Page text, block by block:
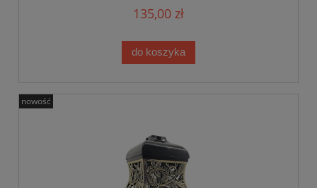
135,00 zł
do koszyka
nowość